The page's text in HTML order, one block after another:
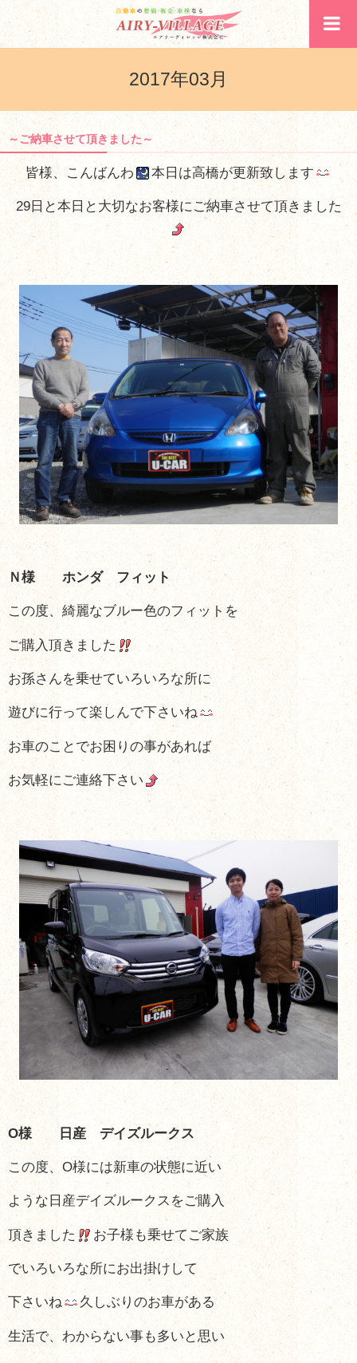
2017年03月
～ご納車させて頂きました～
皆様、こんばんわ 本日は高橋が更新致します
29日と本日と大切なお客様にご納車させて頂きました
Ｎ様 ホンダ フィット
この度、綺麗なブルー色のフィットを
ご購入頂きました
お孫さんを乗せていろいろな所に
遊びに行って楽しんで下さいね
お車のことでお困りの事があれば
お気軽にご連絡下さい
O様 日産 デイズルークス
この度、O様には新車の状態に近い
ような 日産デイズルークスをご購入
頂きました お子様も乗せてご家族
でいろいろな所にお出掛けして
下さいね 久しぶりのお車がある
生活で、わからない事も多いと思い